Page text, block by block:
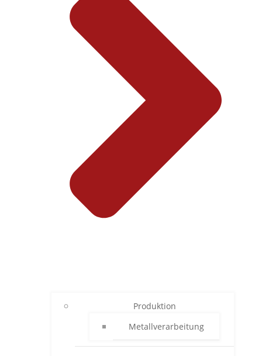
Produktion
Metallverarbeitung